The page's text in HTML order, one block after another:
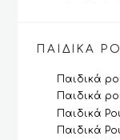
ΠΑΙΔΙΚΆ
Παιδικά
Παιδικά
Παιδικά
Παιδικά